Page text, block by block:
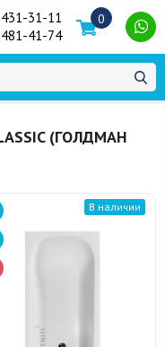
31-11
41-74
0
(ГОЛДМАН
В наличии